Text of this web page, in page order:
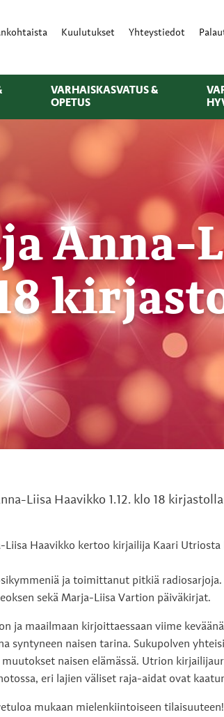
Kuulutukset Yhteystiedot
VARHAISKASVATUS &
OPETUS
Anna-
Liisa Haavikko 1.12. klo 18 kirjastolla
Haavikko kertoo kirjailija Kaari Utriosta
ja toimittanut pitkiä
sekä Marja-Liisa Vartion päiväkirjat.
ja maailmaan kirjoittaessaan viime
syntyneen naisen tarina. Sukupolven
naisen elämässä. Utrion
eri lajien väliset raja-aidat ovat
mukaan mielenkiintoiseen tilaisuuteen!